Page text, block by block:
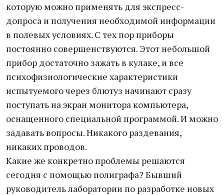
которую можно применять для экспресс-
допроса и получения необходимой информации
в полевых условиях. С тех пор приборы
постоянно совершенствуются. Этот небольшой
прибор достаточно зажать в кулаке, и все
психофизиологические характеристики
испытуемого через блютуз начинают сразу
поступать на экран монитора компьютера,
оснащенного специальной программой. И можно
задавать вопросы. Никакого раздевания,
никаких проводов.
Какие же конкретно проблемы решаются
сегодня с помощью полиграфа? Бывший
руководитель лаборатории по разработке новых